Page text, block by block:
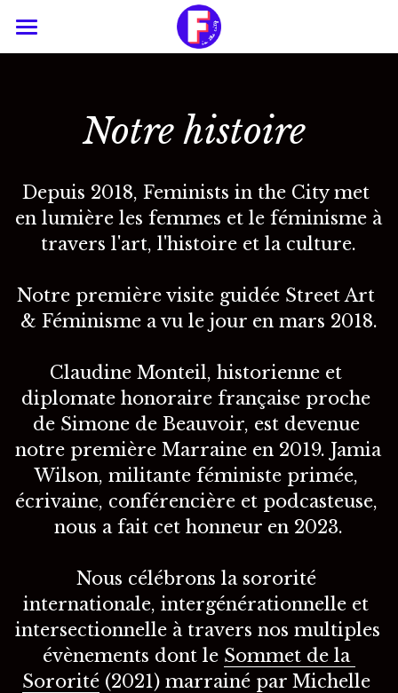
Publiques
Votre groupe privé
Conférences
Offrir un cadeau
À propos
Sororité - La Podcast
Contact
Rechercher
Notre histoire
Depuis 2018, Feminists in the City met
en lumière les femmes et le féminisme à
travers l'art, l'histoire et la culture.
Notre première visite guidée Street Art
& Féminisme a vu le jour en mars 2018.
Claudine Monteil, historienne et
diplomate honoraire française proche
de Simone de Beauvoir, est devenue
notre première Marraine en 2019. Jamia
Wilson, militante féministe primée,
écrivaine, conférencière et podcasteuse,
nous a fait cet honneur en 2023.
Nous célébrons la sororité
internationale, intergénérationnelle et
intersectionnelle à travers nos multiples
évènements dont le Sommet de la
Sororité (2021) marrainé par Michelle
CATÉGORIES DE BLOG
Débats
Histoire
Portraits de femmes